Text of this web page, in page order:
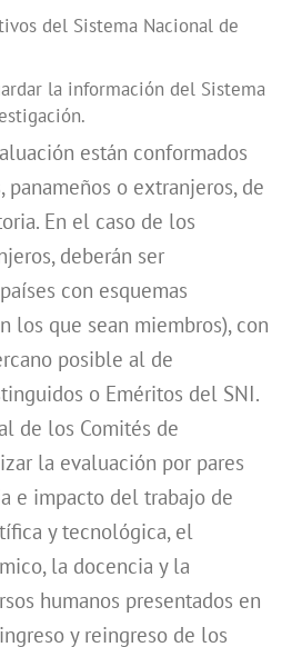
del Sistema Nacional de
la información del Sistema
están conformados
panameños o extranjeros, de
En el caso de los
deberán ser
con esquemas
los que sean miembros), con
posible al de
o Eméritos del SNI.
de los Comités de
la evaluación por pares
e impacto del trabajo de
y tecnológica, el
la docencia y la
humanos presentados en
y reingreso de los